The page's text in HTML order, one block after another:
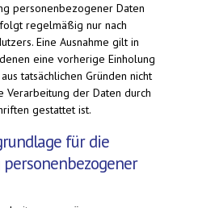
personenbezogener Daten
regelmäßig nur nach
Eine Ausnahme gilt in
eine vorherige Einholung
tatsächlichen Gründen nicht
Verarbeitung der Daten durch
gestattet ist.
für die